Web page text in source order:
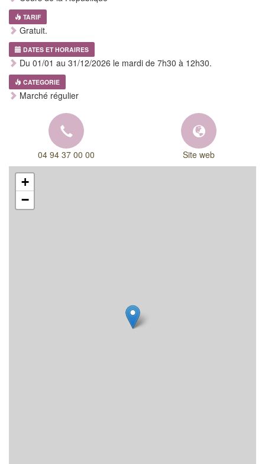
TARIF
Gratuit.
DATES ET HORAIRES
Du 01/01 au 31/12/2026 le mardi de 7h30 à 12h30.
CATEGORIE
Marché régulier
04 94 37 00 00 Site web
+
−